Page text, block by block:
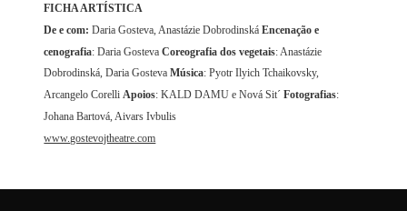
FICHA ARTÍSTICA
De e com:Daria Gosteva, Anastázie DobrodinskáEncenação e
cenografia: Daria GostevaCoreografia dos vegetais: Anastázie
Dobrodinská, Daria GostevaMúsica: Pyotr Ilyich Tchaikovsky,
Arcangelo CorelliApoios: KALD DAMU e Nová Sit´Fotografias:
Johana Bartová, Aivars Ivbulis
www.gostevojtheatre.com